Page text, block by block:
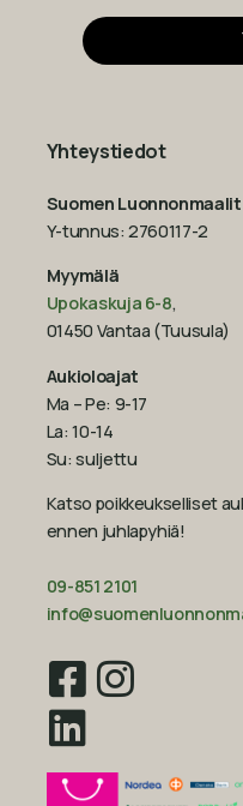
Yhteystiedot
Suomen
Y-tunnus: 2760117-2
Myymälä
Upokaskuja 6-8,
01450 Vantaa (Tuusula)
Aukioloajat
Ma – Pe: 9-17
La: 10-14
Su: suljettu
Katso poikkeukselliset
ennen juhlapyhiä!‍
09-851 2101